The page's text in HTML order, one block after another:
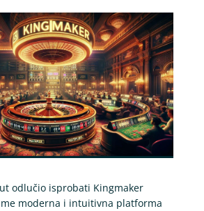
odlučio isprobati Kingmaker
moderna i intuitivna platforma